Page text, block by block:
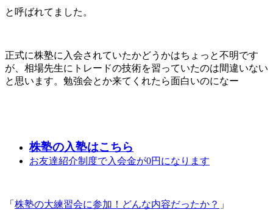
と呼ばれてました。
正式に株塾に入会されていたかどうかはちょっと不明です
が、相場先生にトレードの技術を習っていたのは間違いない
と思います。勉強会とか来てくれたら面白いのになー
株塾の入塾はこちら
お友達紹介制度で入会金が0円になります
「 株塾の大練習会に参加！どんな内容だったか？ 」